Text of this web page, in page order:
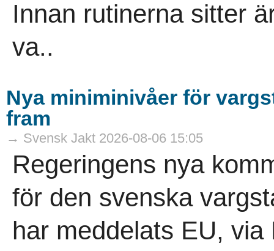
Innan rutinerna sitter
va..
Nya miniminivåer för
fram
→ Svensk Jakt 2026-08-06 15:05
Regeringens nya
för den svenska
har meddelats EU,